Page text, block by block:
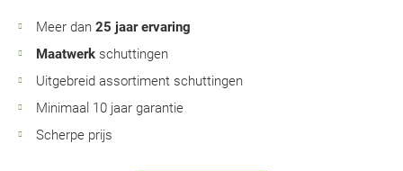
Meer dan 25 jaar ervaring
Maatwerk schuttingen
Uitgebreid assortiment schuttingen
Minimaal 10 jaar garantie
Scherpe prijs